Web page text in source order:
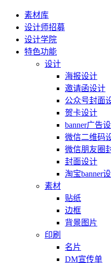
素材库
设计师招募
设计学院
特色功能
设计
海报设计
邀请函设计
公众号封面
贺卡设计
banner广告
微信二维码
微信朋友圈
封面设计
淘宝banner
素材
贴纸
边框
背景图片
印刷
名片
DM宣传单